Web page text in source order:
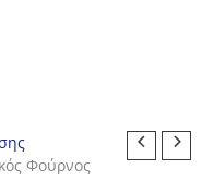
Φούρνος